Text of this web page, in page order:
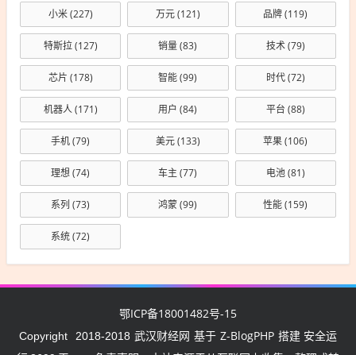
小米(227) 万元(121) 品牌(119)
特斯拉(127) 销量(83) 技术(79)
芯片 (178) 智能(99) 时代(72)
机器人(171) 用户 (84) 平台 (88)
手机(79) 美元(133) 苹果(106)
理想(74) 车主 (77) 电池(81)
系列 (73) 鸿蒙(99) 性能(159)
系统(72)
鄂ICP备18001482号-15
Copyright 2018-2018 武汉财经网 基于 Z-BlogPHP 搭建 安全运